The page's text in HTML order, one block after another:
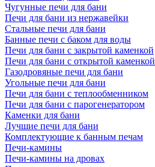
Чугунные печи для бани
Печи для бани из нержавейки
Стальные печи для бани
Банные печи с баком для воды
Печи для бани с закрытой каменкой
Печи для бани с открытой каменкой
Газодровяные печи для бани
Угольные печи для бани
Печи для бани с теплообменником
Печи для бани с парогенератором
Каменки для бани
Лучшие печи для бани
Комплектующие к банным печам
Печи-камины
Печи-камины на дровах